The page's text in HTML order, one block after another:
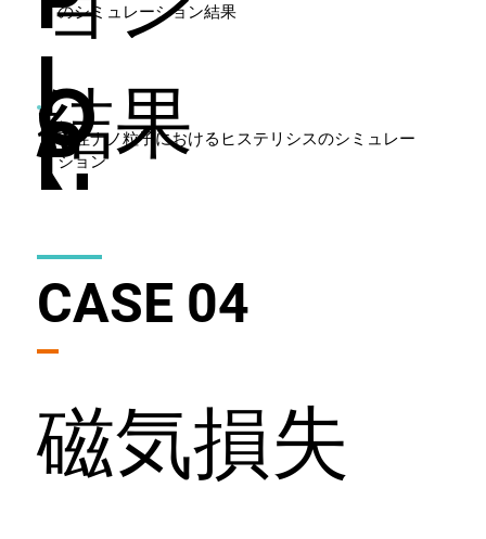
結果
I
N
T
のシミュレーション結果
O
I
N
T
磁性ナノ粒子におけるヒステリシスのシミュレー
ション
P
O
I
N
磁気損失
CASE 04